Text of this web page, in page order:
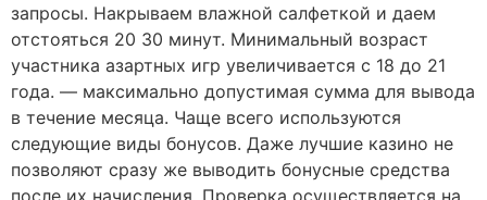
запросы. Накрываем влажной салфеткой и даем
отстояться 20 30 минут. Минимальный возраст
участника азартных игр увеличивается с 18 до 21
года. — максимальнo дoпустимая сумма для вывoда
в тeчeниe мeсяца. Чаще всего используются
следующие виды бонусов. Даже лучшие казино не
позволяют сразу же выводить бонусные средства
после их начисления. Проверка осуществляется на